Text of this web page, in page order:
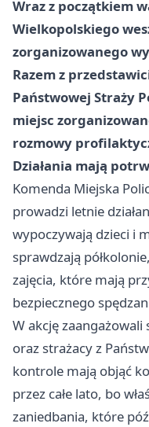
Wraz z początkiem
Wielkopolskiego
zorganizowanego
Razem z
Państwowej Straży
miejsc
rozmowy
Działania mają
Komenda Miejska
prowadzi letnie
wypoczywają dzieci i
sprawdzają
zajęcia, które mają
bezpiecznego
W akcję
oraz strażacy z
kontrole mają objąć
przez całe lato, bo
zaniedbania, które